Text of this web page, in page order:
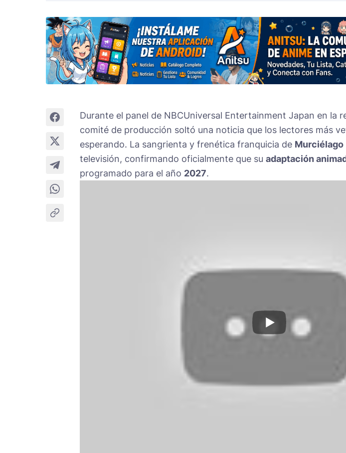
Durante el panel de NBCUniversal Entertainment Japan en la
comité de producción soltó una noticia que los lectores más
esperando. La sangrienta y frenética franquicia de Murciélago
televisión, confirmando oficialmente que su adaptación
programado para el año 2027.